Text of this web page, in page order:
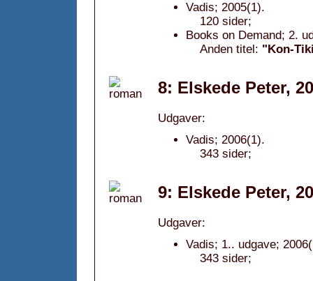
Vadis; 2005(1).
120 sider;
Books on Demand; 2.
Anden titel: "Kon-
8: Elskede Peter,
Udgaver:
Vadis; 2006(1).
343 sider;
9: Elskede Peter,
Udgaver:
Vadis; 1.. udgave;
343 sider;